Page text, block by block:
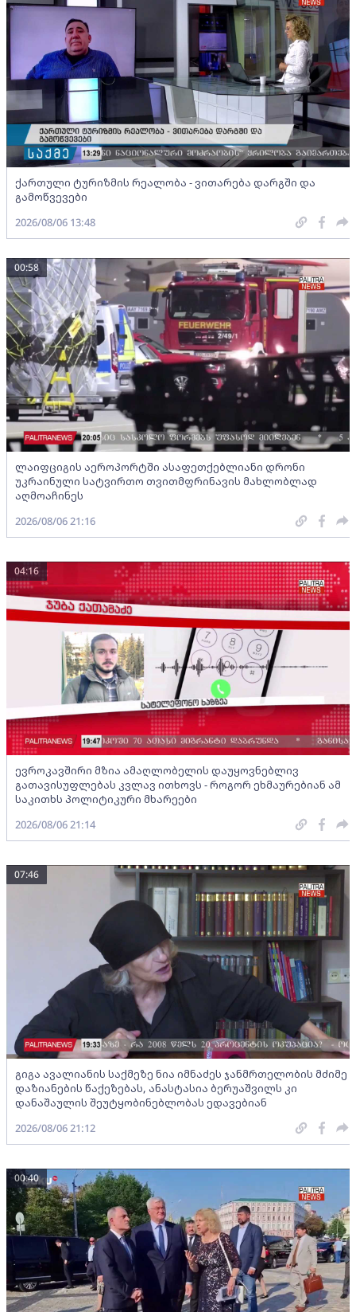
ქართული ტურიზმის რეალობა - ვითარება დარგში და
გამოწვევები
2026/08/06 13:48
ლაიფციგის აეროპორტში ასაფეთქებლიანი დრონი
უკრაინული სატვირთო თვითმფრინავის მახლობლად
აღმოაჩინეს
00:58
2026/08/06 21:16
ევროკავშირი მზია ამაღლობელის დაუყოვნებლივ
გათავისუფლებას კვლავ ითხოვს - როგორ ეხმაურებიან ამ
საკითხს პოლიტიკური მხარეები
04:16
2026/08/06 21:14
გიგა ავალიანის საქმეზე ნია იმნაძეს ჯანმრთელობის მძიმე
დაზიანების წაქეზებას, ანასტასია ბერუაშვილს კი
დანაშაულის შეუტყობინებლობას ედავებიან
07:46
2026/08/06 21:12
00:40